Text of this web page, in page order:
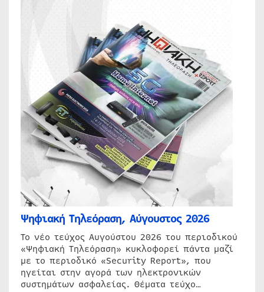
Ψηφιακή Τηλεόραση, Αύγουστος 2026
Το νέο τεύχος Αυγούστου 2026 του περιοδικού
«Ψηφιακή Τηλεόραση» κυκλοφορεί πάντα μαζί
με το περιοδικό «Security Report», που
ηγείται στην αγορά των ηλεκτρονικών
συστημάτων ασφαλείας. Θέματα τεύχο…